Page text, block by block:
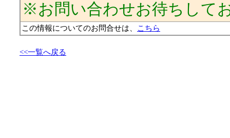
※お問い合わせお待ちして
この情報についてのお問合せは、 こちら
<<一覧へ戻る